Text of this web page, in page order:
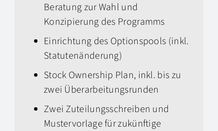
Beratung zur Wahl und
Konzipierung des Programms
Einrichtung des Optionspools (inkl.
Statutenänderung)
Stock Ownership Plan, inkl. bis zu
zwei Überarbeitungsrunden
Zwei Zuteilungsschreiben und
Mustervorlage für zukünftige